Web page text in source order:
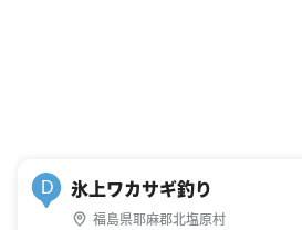
D 氷上ワカサギ釣り
福島県耶麻郡北塩原村